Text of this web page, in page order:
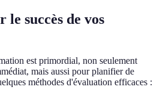
le succès de vos
est primordial, non seulement
mais aussi pour planifier de
méthodes d'évaluation efficaces :